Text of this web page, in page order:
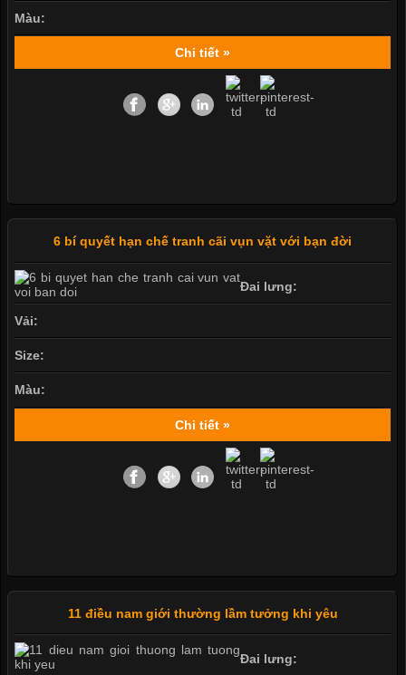
Màu:
Chi tiết »
6 bí quyết hạn chế tranh cãi vụn vặt với bạn đời
Đai lưng:
Vải:
Size:
Màu:
Chi tiết »
11 điều nam giới thường lầm tưởng khi yêu
Đai lưng: